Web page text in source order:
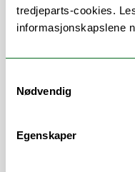
tredjeparts-cookies.
informasjonskapslene
Nødvendig
Egenskaper
CV